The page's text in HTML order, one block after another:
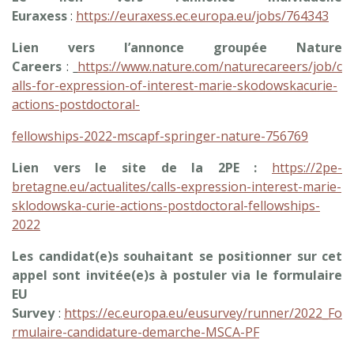
Euraxess: https://euraxess.ec.europa.eu/jobs/764343
Lien vers l’annonce groupée Nature
Careers : https://www.nature.com/naturecareers/job/c
alls-for-expression-of-interest-marie-skodowskacurie-
actions-postdoctoral-
fellowships-2022-mscapf-springer-nature-756769
Lien vers le site de la 2PE :
https://2pe-
bretagne.eu/actualites/calls-expression-interest-marie-
sklodowska-curie-actions-postdoctoral-fellowships-
2022
Les candidat(e)s souhaitant se positionner sur cet
appel sont invitée(e)s à postuler via le formulaire
EU
Survey: https://ec.europa.eu/eusurvey/runner/2022_Fo
rmulaire-candidature-demarche-MSCA-PF